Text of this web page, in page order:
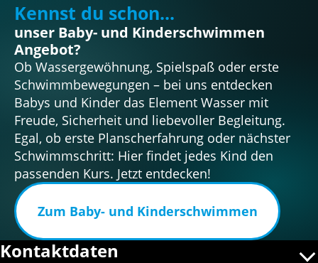
Kennst du schon...
unser Baby- und Kinderschwimmen
Angebot?
Ob Wassergewöhnung, Spielspaß oder erste
Schwimmbewegungen – bei uns entdecken
Babys und Kinder das Element Wasser mit
Freude, Sicherheit und liebevoller Begleitung.
Egal, ob erste Planscherfahrung oder nächster
Schwimmschritt: Hier findet jedes Kind den
passenden Kurs. Jetzt entdecken!
Zum Baby- und Kinderschwimmen
Kontaktdaten